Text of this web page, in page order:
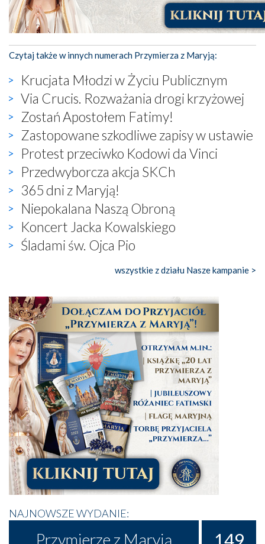
Czytaj także w innych numerach Przymierza z Maryją:
Krucjata Młodzi w Życiu Publicznym
Via Crucis. Rozważania drogi krzyżowej
Zostań Apostołem Fatimy!
Zastopowane szkodliwe zapisy w ustawie
Protest przeciwko Kodowi da Vinci
Przedwyborcza akcja SKCh
365 dni z Maryją!
Niepokalana Naszą Obroną
Koncert Jacka Kowalskiego
Śladami św. Ojca Pio
wszystkie z działu Nasze kampanie >
NAJNOWSZE WYDANIE:
Przymierze z Maryją